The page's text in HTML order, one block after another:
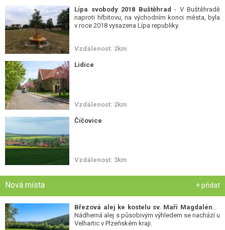
Lípa svobody 2018 Buštěhrad - V Buštěhradě
naproti hřbitovu, na východním konci města, byla
v roce 2018 vysazena Lípa republiky.
Vzdálenost: 2km
Lidice
Vzdálenost: 2km
Číčovice
Vzdálenost: 3km
Nová místa + přidat
Nádherná alej s působivým výhledem se nachází u
Velhartic v Plzeňském kraji.